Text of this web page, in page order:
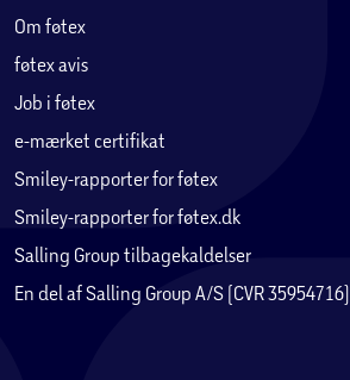
Om føtex
føtex avis
Job i føtex
e-mærket certifikat
Smiley-rapporter for føtex
Smiley-rapporter for føtex.dk
Salling Group tilbagekaldelser
En del af Salling Group A/S (CVR 35954716)